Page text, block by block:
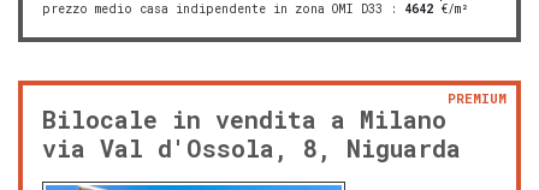
prezzo medio casa indipendente in zona OMI D33 : 4642 €/m²
Bilocale in vendita a Milano
via Val d'Ossola, 8, Niguarda
PREMIUM